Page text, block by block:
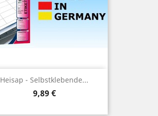
Heisap - Selbstklebende...
Preis
9,89 €